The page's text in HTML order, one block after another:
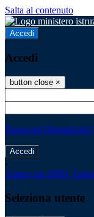
Salta al contenuto
Accedi
Accedi
button close ×
Password dimenticata?
-
Entra con SPID
Seleziona utente